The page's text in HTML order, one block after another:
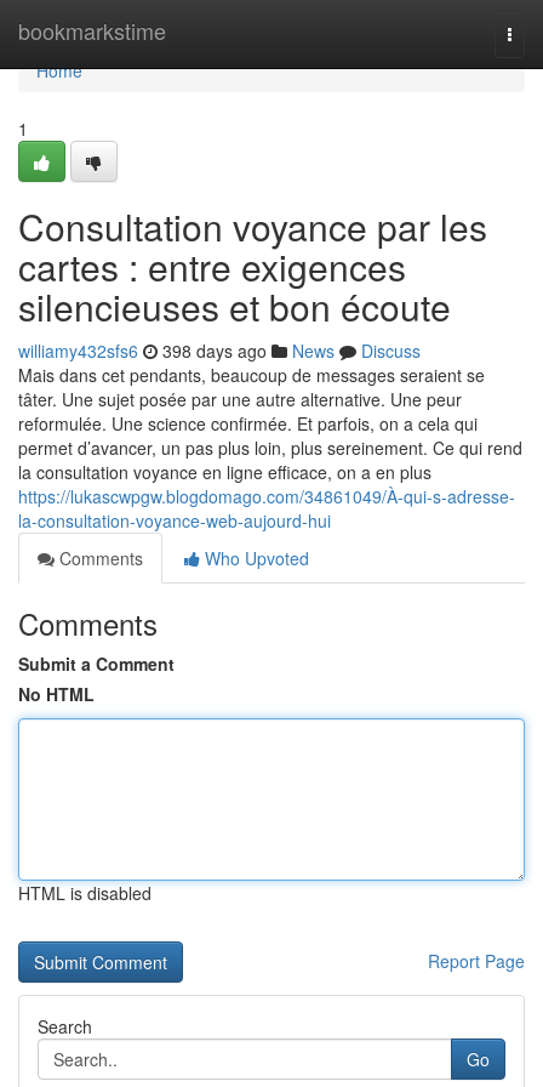
bookmarkstime
Home
Home
1
Consultation voyance par les
cartes : entre exigences
silencieuses et bon écoute
williamy432sfs6 398 days ago News
Discuss
Mais dans cet pendants, beaucoup de messages seraient se
tâter. Une sujet posée par une autre alternative. Une peur
reformulée. Une science confirmée. Et parfois, on a cela qui
permet d’avancer, un pas plus loin, plus sereinement. Ce qui rend
la consultation voyance en ligne efficace, on a en plus
https://lukascwpgw.blogdomago.com/34861049/À-qui-s-adresse-
la-consultation-voyance-web-aujourd-hui
Comments
Who Upvoted
Comments
Submit a Comment
No HTML
HTML is disabled
Report Page
Search
Go